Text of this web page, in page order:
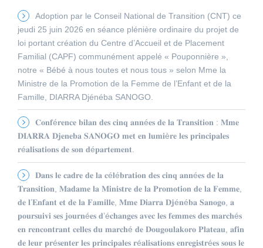
Adoption par le Conseil National de Transition (CNT) ce
jeudi 25 juin 2026 en séance plénière ordinaire du projet de
loi portant création du Centre d’Accueil et de Placement
Familial (CAPF) communément appelé « Pouponnière »,
notre « Bébé à nous toutes et nous tous » selon Mme la
Ministre de la Promotion de la Femme de l’Enfant et de la
Famille, DIARRA Djénéba SANOGO.
𝐂𝐨𝐧𝐟é𝐫𝐞𝐧𝐜𝐞 𝐛𝐢𝐥𝐚𝐧 𝐝𝐞𝐬 𝐜𝐢𝐧𝐪 𝐚𝐧𝐧é𝐞𝐬 𝐝𝐞 𝐥𝐚 𝐓𝐫𝐚𝐧𝐬𝐢𝐭𝐢𝐨𝐧 : 𝐌𝐦𝐞
𝐃𝐈𝐀𝐑𝐑𝐀 𝐃𝐣𝐞𝐧𝐞𝐛𝐚 𝐒𝐀𝐍𝐎𝐆𝐎 𝐦𝐞𝐭 𝐞𝐧 𝐥𝐮𝐦𝐢è𝐫𝐞 𝐥𝐞𝐬 𝐩𝐫𝐢𝐧𝐜𝐢𝐩𝐚𝐥𝐞𝐬
𝐫é𝐚𝐥𝐢𝐬𝐚𝐭𝐢𝐨𝐧𝐬 𝐝𝐞 𝐬𝐨𝐧 𝐝é𝐩𝐚𝐫𝐭𝐞𝐦𝐞𝐧𝐭.
𝐃𝐚𝐧𝐬 𝐥𝐞 𝐜𝐚𝐝𝐫𝐞 𝐝𝐞 𝐥𝐚 𝐜é𝐥é𝐛𝐫𝐚𝐭𝐢𝐨𝐧 𝐝𝐞𝐬 𝐜𝐢𝐧𝐪 𝐚𝐧𝐧é𝐞𝐬 𝐝𝐞 𝐥𝐚
𝐓𝐫𝐚𝐧𝐬𝐢𝐭𝐢𝐨𝐧, 𝐌𝐚𝐝𝐚𝐦𝐞 𝐥𝐚 𝐌𝐢𝐧𝐢𝐬𝐭𝐫𝐞 𝐝𝐞 𝐥𝐚 𝐏𝐫𝐨𝐦𝐨𝐭𝐢𝐨𝐧 𝐝𝐞 𝐥𝐚 𝐅𝐞𝐦𝐦𝐞,
𝐝𝐞 𝐥’𝐄𝐧𝐟𝐚𝐧𝐭 𝐞𝐭 𝐝𝐞 𝐥𝐚 𝐅𝐚𝐦𝐢𝐥𝐥𝐞, 𝐌𝐦𝐞 𝐃𝐢𝐚𝐫𝐫𝐚 𝐃𝐣é𝐧é𝐛𝐚 𝐒𝐚𝐧𝐨𝐠𝐨, 𝐚
𝐩𝐨𝐮𝐫𝐬𝐮𝐢𝐯𝐢 𝐬𝐞𝐬 𝐣𝐨𝐮𝐫𝐧é𝐞𝐬 𝐝’é𝐜𝐡𝐚𝐧𝐠𝐞𝐬 𝐚𝐯𝐞𝐜 𝐥𝐞𝐬 𝐟𝐞𝐦𝐦𝐞𝐬 𝐝𝐞𝐬 𝐦𝐚𝐫𝐜𝐡é𝐬
𝐞𝐧 𝐫𝐞𝐧𝐜𝐨𝐧𝐭𝐫𝐚𝐧𝐭 𝐜𝐞𝐥𝐥𝐞𝐬 𝐝𝐮 𝐦𝐚𝐫𝐜𝐡é 𝐝𝐞 𝐃𝐨𝐮𝐠𝐨𝐮𝐥𝐚𝐤𝐨𝐫𝐨 𝐏𝐥𝐚𝐭𝐞𝐚𝐮, 𝐚𝐟𝐢𝐧
𝐝𝐞 𝐥𝐞𝐮𝐫 𝐩𝐫é𝐬𝐞𝐧𝐭𝐞𝐫 𝐥𝐞𝐬 𝐩𝐫𝐢𝐧𝐜𝐢𝐩𝐚𝐥𝐞𝐬 𝐫é𝐚𝐥𝐢𝐬𝐚𝐭𝐢𝐨𝐧𝐬 𝐞𝐧𝐫𝐞𝐠𝐢𝐬𝐭𝐫é𝐞𝐬 𝐬𝐨𝐮𝐬 𝐥𝐞